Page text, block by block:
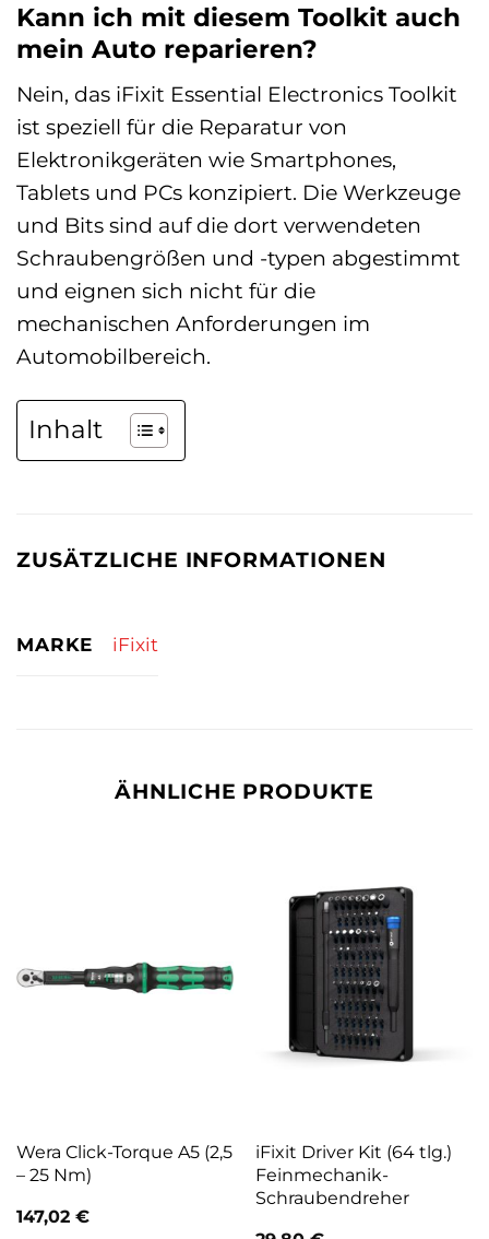
Kann ich mit diesem Toolkit auch
mein Auto reparieren?
Nein, das iFixit Essential Electronics Toolkit
ist speziell für die Reparatur von
Elektronikgeräten wie Smartphones,
Tablets und PCs konzipiert. Die Werkzeuge
und Bits sind auf die dort verwendeten
Schraubengrößen und -typen abgestimmt
und eignen sich nicht für die
mechanischen Anforderungen im
Automobilbereich.
Inhalt
ZUSÄTZLICHE INFORMATIONEN
MARKE iFixit
ÄHNLICHE PRODUKTE
Wera Click-Torque A5 (2,5
– 25 Nm)
147,02 €
iFixit Driver Kit (64 tlg.)
Feinmechanik-
Schraubendreher